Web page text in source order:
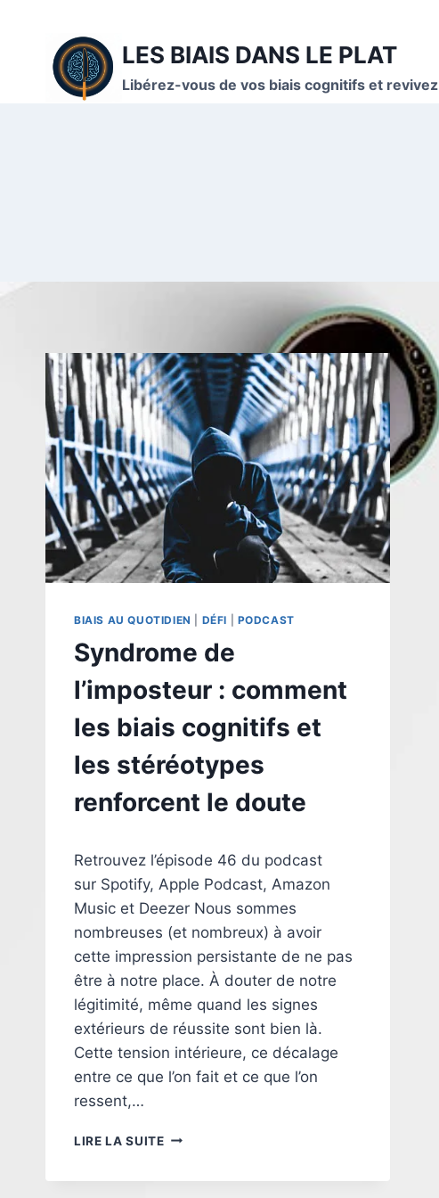
contenu
LES BIAIS DANS LE PLAT
Libérez-vous de vos biais cognitifs et revivez
BIAIS AU QUOTIDIEN DÉFI PODCAST
Syndrome de
l’imposteur : comment
les biais cognitifs et
les stéréotypes
renforcent le doute
morth.sophie
Retrouvez l’épisode 46 du podcast
sur Spotify, Apple Podcast, Amazon
Music et Deezer Nous sommes
nombreuses (et nombreux) à avoir
cette impression persistante de ne pas
être à notre place. À douter de notre
légitimité, même quand les signes
extérieurs de réussite sont bien là.
Cette tension intérieure, ce décalage
entre ce que l’on fait et ce que l’on
ressent,…
LIRE LA SUITESYNDROME